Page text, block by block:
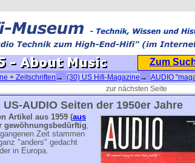
Zum
+ Zeitschriften → (30) US Hifi-Magazine → AUDIO
→ AUDIO 1959/05 - About Musiczur nächsten Seite
AUDIO Seiten der 1950er Jahre
Artikel aus 1959 (aus
gewöhnungsbedürftig,
Zeit stammen
"anders" gedacht
in Europa.